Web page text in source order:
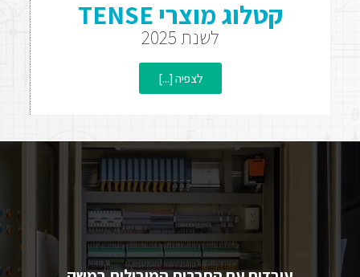
קטלוג מוצרי TENSE
לשנת 2025
לצפיה [...]